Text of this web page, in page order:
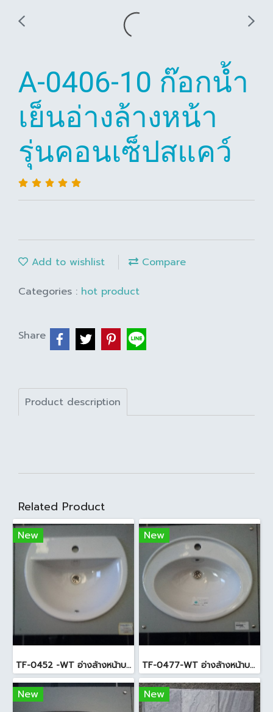
A-0406-10 ก๊อกน้ำ
เย็นอ่างล้างหน้า
รุ่นคอนเซ็ปสแคว์
Add to wishlist
Compare
Categories : hot product
Share
Product description
Related Product
New
TF-0452 -WT อ่างล้างหน้าบนเคาน์เตอร์ สีขาว
New
TF-0477-WT อ่างล้างหน้าบนเคาน์เตอร์ สีขาว
New New